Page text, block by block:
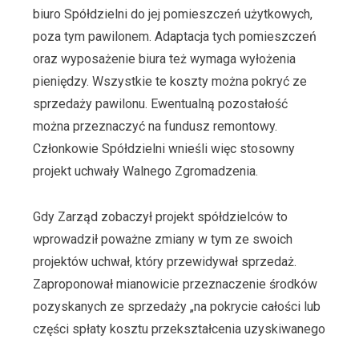
biuro Spółdzielni do jej pomieszczeń użytkowych,
poza tym pawilonem. Adaptacja tych pomieszczeń
oraz wyposażenie biura też wymaga wyłożenia
pieniędzy. Wszystkie te koszty można pokryć ze
sprzedaży pawilonu. Ewentualną pozostałość
można przeznaczyć na fundusz remontowy.
Członkowie Spółdzielni wnieśli więc stosowny
projekt uchwały Walnego Zgromadzenia.
Gdy Zarząd zobaczył projekt spółdzielców to
wprowadził poważne zmiany w tym ze swoich
projektów uchwał, który przewidywał sprzedaż.
Zaproponował mianowicie przeznaczenie środków
pozyskanych ze sprzedaży „na pokrycie całości lub
części spłaty kosztu przekształcenia uzyskiwanego